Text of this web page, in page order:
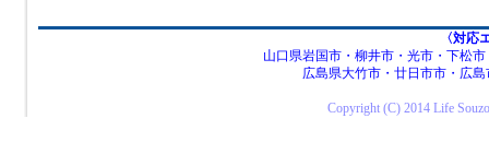
〈対応
山口県岩国市・柳井市・光市・下松
広島県大竹市・廿日市市・広
Copyright (C) 2014 Life